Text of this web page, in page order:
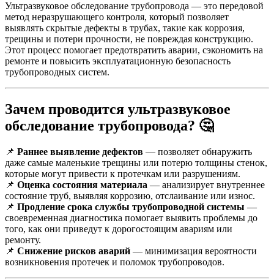
Ультразвуковое обследование трубопровода — это передовой
метод неразрушающего контроля, который позволяет
выявлять скрытые дефекты в трубах, такие как коррозия,
трещины и потери прочности, не повреждая конструкцию.
Этот процесс помогает предотвратить аварии, сэкономить на
ремонте и повысить эксплуатационную безопасность
трубопроводных систем.
Зачем проводится ультразвуковое
обследование трубопровода? 🤔
📌 Раннее выявление дефектов — позволяет обнаружить
даже самые маленькие трещины или потерю толщины стенок,
которые могут привести к протечкам или разрушениям.
📌 Оценка состояния материала — анализирует внутреннее
состояние труб, выявляя коррозию, отслаивание или износ.
📌 Продление срока службы трубопроводной системы —
своевременная диагностика помогает выявить проблемы до
того, как они приведут к дорогостоящим авариям или
ремонту.
📌 Снижение рисков аварий — минимизация вероятности
возникновения протечек и поломок трубопроводов.